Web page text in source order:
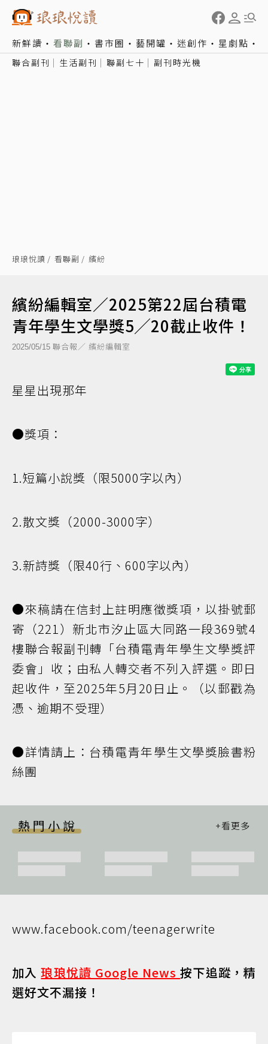
新鮮讀 看聯副 書市圈 藝開罐 迷創作 星劇點
聯合副刊 生活副刊 聯副七十 副刊時光機
琅琅悅讀 看聯副 繽紛
繽紛編輯室／2025第22屆台積電
青年學生文學獎5╱20截止收件！
2025/05/15 聯合報／ 繽紛編輯室
星星出現那年
●獎項：
1.短篇小說獎（限5000字以內）
2.散文獎（2000-3000字）
3.新詩獎（限40行、600字以內）
●來稿請在信封上註明應徵獎項，以掛號郵
寄（221）新北市汐止區大同路一段369號4
樓聯合報副刊轉「台積電青年學生文學獎評
委會」收；由私人轉交者不列入評選。即日
起收件，至2025年5月20日止。（以郵戳為
憑、逾期不受理）
●詳情請上：台積電青年學生文學獎臉書粉
絲團
熱門小說
www.facebook.com/teenagerwrite
加入琅琅悅讀 Google News按下追蹤，精
選好文不漏接！